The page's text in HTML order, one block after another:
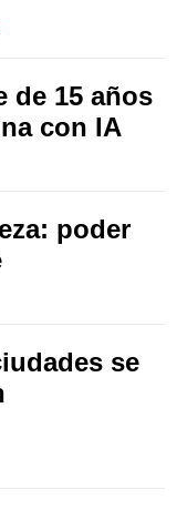
de 15 años
con IA
poder
se